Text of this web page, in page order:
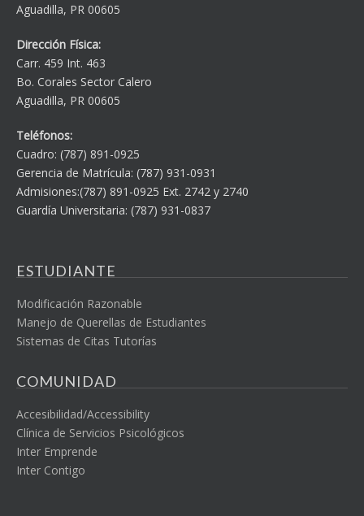
Aguadilla, PR 00605
Dirección Física:
Carr. 459 Int. 463
Bo. Corales Sector Calero
Aguadilla, PR 00605
Teléfonos:
Cuadro: (787) 891-0925
Gerencia de Matrícula: (787) 931-0931
Admisiones:(787) 891-0925 Ext. 2742 y 2740
Guardía Universitaria: (787) 931-0837
ESTUDIANTE
Modificación Razonable
Manejo de Querellas de Estudiantes
Sistemas de Citas Tutorías
COMUNIDAD
Accesibilidad/Accessibility
Clínica de Servicios Psicológicos
Inter Emprende
Inter Contigo